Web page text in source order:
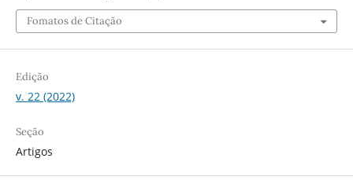
Fomatos de Citação
Edição
v. 22 (2022)
Seção
Artigos